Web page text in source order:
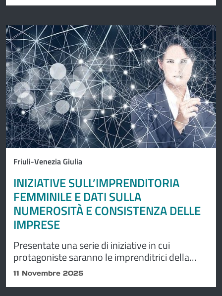
potenziale.
Friuli-Venezia Giulia
INIZIATIVE SULL’IMPRENDITORIA
FEMMINILE E DATI SULLA
NUMEROSITÀ E CONSISTENZA DELLE
IMPRESE
Presentate una serie di iniziative in cui
protagoniste saranno le imprenditrici della
Venezia Giulia.
11 Novembre 2025